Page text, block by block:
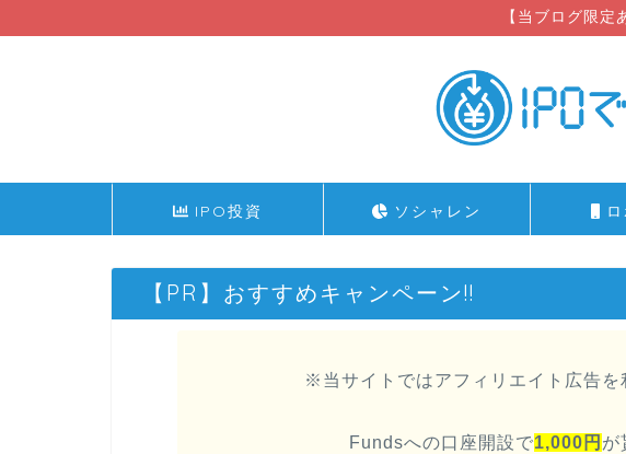
【当ブログ限
IPO投資 ソシャレン
【PR】おすすめキャンペーン!!
※当サイトではアフィリエイト広告を
Fundsへの口座開設で1,000円 が